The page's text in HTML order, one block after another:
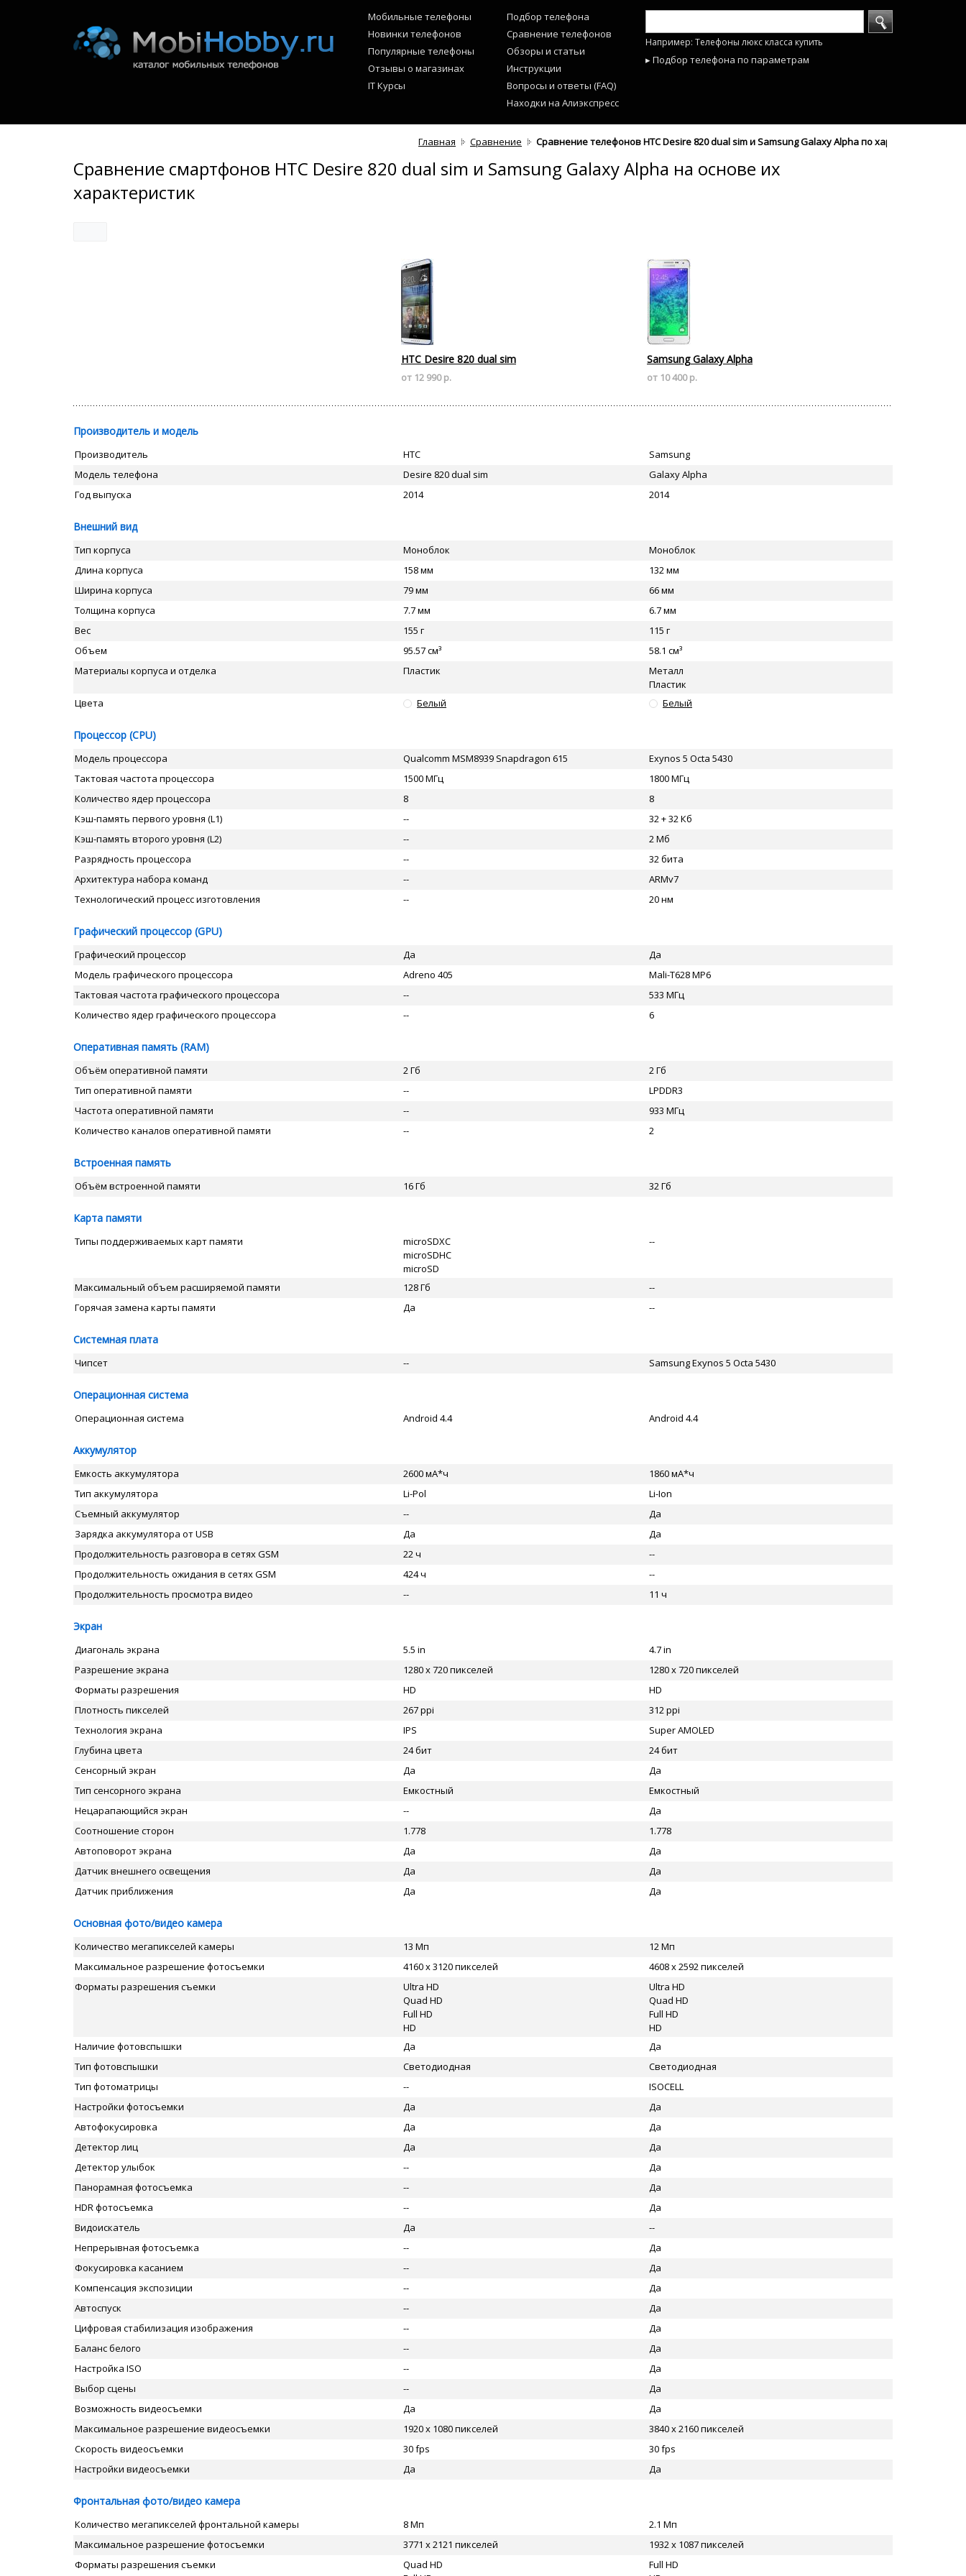
Мобильные телефоны
Новинки телефонов
Популярные телефоны
Отзывы о магазинах
IT Курсы
Подбор телефона
Сравнение телефонов
Обзоры и статьи
Инструкции
Вопросы и ответы (FAQ)
Находки на Алиэкспресс
Например: Телефоны люкс класса купить
▸ Подбор телефона по параметрам
Главная Сравнение Сравнение телефонов HTC Desire 820 dual sim и Samsung Galaxy Alpha по характеристикам
Сравнение смартфонов HTC Desire 820 dual sim и Samsung Galaxy Alpha на основе их
характеристик
HTC Desire 820 dual sim
от 12 990 р.
Samsung Galaxy Alpha
от 10 400 р.
Производитель и модель
Производитель HTC
Samsung
Модель телефона
Desire 820 dual sim
Galaxy Alpha
Год выпуска
2014 2014
Внешний вид
Тип корпуса Моноблок
Моноблок
Длина корпуса
158 мм
132 мм
Ширина корпуса
79 мм
66 мм
Толщина корпуса
7.7 мм
6.7 мм
Вес
155 г
115 г
Объем
95.57 см³
58.1 см³
Материалы корпуса и отделка
Пластик
Металл
Пластик
Цвета
Белый Белый
Процессор (CPU)
Модель процессора Qualcomm MSM8939 Snapdragon 615
Exynos 5 Octa 5430
Тактовая частота процессора
1500 МГц
1800 МГц
Количество ядер процессора
8
8
Кэш-память первого уровня (L1)
--
32 + 32 Кб
Кэш-память второго уровня (L2)
--
2 Мб
Разрядность процессора
--
32 бита
Архитектура набора команд
--
ARMv7
Технологический процесс изготовления
-- 20 нм
Графический процессор (GPU)
Графический процессор Да
Да
Модель графического процессора
Adreno 405
Mali-T628 MP6
Тактовая частота графического процессора
--
533 МГц
Количество ядер графического процессора
-- 6
Оперативная память (RAM)
Объём оперативной памяти 2 Гб
2 Гб
Тип оперативной памяти
--
LPDDR3
Частота оперативной памяти
--
933 МГц
Количество каналов оперативной памяти
-- 2
Встроенная память
Объём встроенной памяти 16 Гб 32 Гб
Карта памяти
Типы поддерживаемых карт памяти
microSDXC
microSDHC
microSD
--
Максимальный объем расширяемой памяти 128 Гб
--
Горячая замена карты памяти
Да --
Системная плата
Чипсет -- Samsung Exynos 5 Octa 5430
Операционная система
Операционная система Android 4.4 Android 4.4
Аккумулятор
Емкость аккумулятора 2600 мА*ч
1860 мА*ч
Тип аккумулятора
Li-Pol
Li-Ion
Съемный аккумулятор
--
Да
Зарядка аккумулятора от USB
Да
Да
Продолжительность разговора в сетях GSM
22 ч
--
Продолжительность ожидания в сетях GSM
424 ч
--
Продолжительность просмотра видео
-- 11 ч
Экран
Диагональ экрана 5.5 in
4.7 in
Разрешение экрана
1280 x 720 пикселей
1280 x 720 пикселей
Форматы разрешения
HD
HD
Плотность пикселей
267 ppi
312 ppi
Технология экрана
IPS
Super AMOLED
Глубина цвета
24 бит
24 бит
Сенсорный экран
Да
Да
Тип сенсорного экрана
Емкостный
Емкостный
Нецарапающийся экран
--
Да
Соотношение сторон
1.778
1.778
Автоповорот экрана
Да
Да
Датчик внешнего освещения
Да
Да
Датчик приближения
Да Да
Основная фото/видео камера
Количество мегапикселей камеры 13 Мп
12 Мп
Максимальное разрешение фотосъемки
4160 x 3120 пикселей
4608 x 2592 пикселей
Форматы разрешения съемки
Ultra HD
Quad HD
Full HD
HD
Ultra HD
Quad HD
Full HD
HD
Наличие фотовспышки
Да
Да
Тип фотовспышки
Светодиодная
Светодиодная
Тип фотоматрицы
--
ISOCELL
Настройки фотосъемки
Да
Да
Автофокусировка
Да
Да
Детектор лиц
Да
Да
Детектор улыбок
--
Да
Панорамная фотосъемка
--
Да
HDR фотосъемка
--
Да
Видоискатель
Да
--
Непрерывная фотосъемка
--
Да
Фокусировка касанием
--
Да
Компенсация экспозиции
--
Да
Автоспуск
--
Да
Цифровая стабилизация изображения
--
Да
Баланс белого
--
Да
Настройка ISO
--
Да
Выбор сцены
--
Да
Возможность видеосъемки
Да
Да
Максимальное разрешение видеосъемки
1920 x 1080 пикселей
3840 x 2160 пикселей
Скорость видеосъемки
30 fps
30 fps
Настройки видеосъемки
Да Да
Фронтальная фото/видео камера
Количество мегапикселей фронтальной камеры 8 Мп
2.1 Мп
Максимальное разрешение фотосъемки
3771 x 2121 пикселей
1932 x 1087 пикселей
Форматы разрешения съемки
Quad HD
Full HD